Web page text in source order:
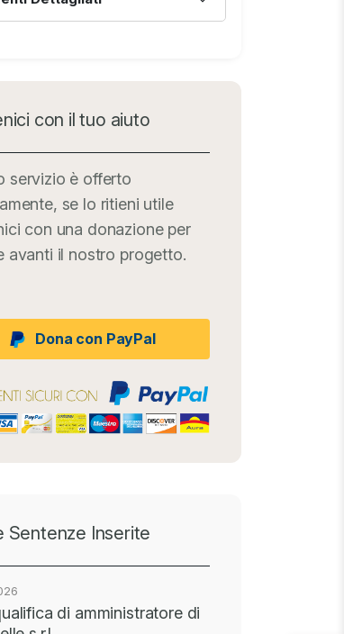
con il tuo aiuto
servizio è offerto
se lo ritieni utile
con una donazione per
avanti il nostro progetto.
Dona con PayPal
Sentenze Inserite
di amministratore di